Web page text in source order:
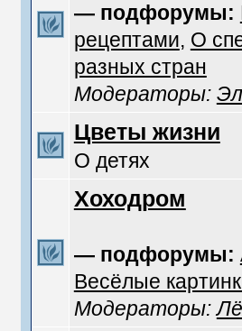
— подфорумы:
рецептами, О
разных стран
Модераторы:
Цветы жизни
О детях
Хоходром
— подфорумы:
Весёлые
Модераторы: